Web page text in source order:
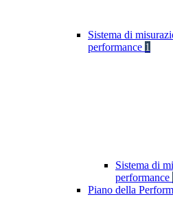
Sistema di
performance 1
Sistema di
performance
Piano della